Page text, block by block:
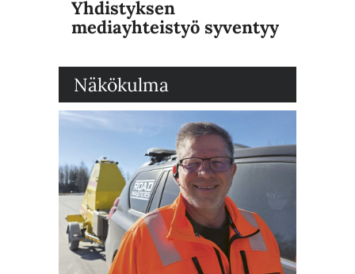
Yhdistyksen
mediayhteistyö syventyy
Näkökulma